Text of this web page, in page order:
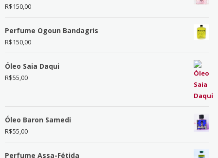
R$150,00
Perfume Ogoun Bandagris
R$150,00
Óleo Saia Daqui
R$55,00
Óleo Baron Samedi
R$55,00
Perfume Assa-Fétida